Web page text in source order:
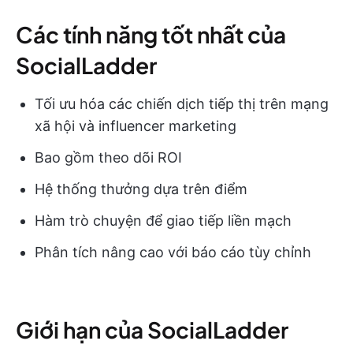
Các tính năng tốt nhất của
SocialLadder
Tối ưu hóa các chiến dịch tiếp thị trên mạng
xã hội và influencer marketing
Bao gồm theo dõi ROI
Hệ thống thưởng dựa trên điểm
Hàm trò chuyện để giao tiếp liền mạch
Phân tích nâng cao với báo cáo tùy chỉnh
Giới hạn của SocialLadder